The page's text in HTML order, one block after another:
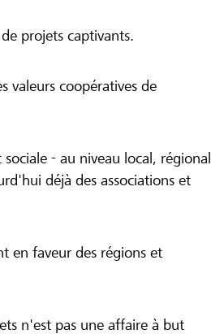
projets captivants.
valeurs coopératives de
- au niveau local, régional
déjà des associations et
en faveur des régions et
n'est pas une affaire à but